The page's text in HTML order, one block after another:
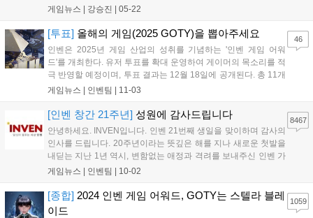
하는 방식으로 운영된다. 이번 결정은 지속적인 이용자 감소와 재
념할 계획이다. 게임은 계속 플레이할 수 있지만 사실상 시리즈의
대장정은 마무리된다....
게임뉴스 | 강승진 05-22
[투표] 올해의 게임(2025 GOTY)을 뽑아주세요
인벤은 2025년 게임 산업의 성취를 기념하는 '인벤 게임 어워
드'를 개최한다. 유저 투표를 확대 운영하여 게이머의 목소리를 적
극 반영할 예정이며, 투표 결과는 12월 18일에 공개된다. 총 11개
부문에서 유저 투표로 수상작을 결정하며, '올해의 게임'과 '최고
지 진행되며, 참여자에게는 추첨을 통해 경품을 제공하는 이벤트
도 진행한다....
게임뉴스 | 인벤팀 11-03
46
[인벤 창간 21주년] 성원에 감사드립니다
안녕하세요. INVEN입니다. 인벤 21번째 생일을 맞이하며 감사의
인사를 드립니다. 20주년이라는 뜻깊은 해를 지나 새로운 첫발을
내딛는 지난 1년 역시, 변함없는 애정과 격려를 보내주신 인벤 가
족 분들이 계셨기에 가능했습니다. 지난 20년간 게임산업계는 대
속도가 더욱 빨라질 것을 실감하게 합...
게임뉴스 | 인벤팀 10-02
8467
[종합] 2024 인벤 게임 어워드, GOTY는 스텔라 블레
이드
1059